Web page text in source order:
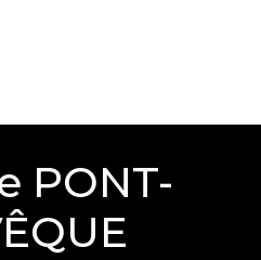
PONT-